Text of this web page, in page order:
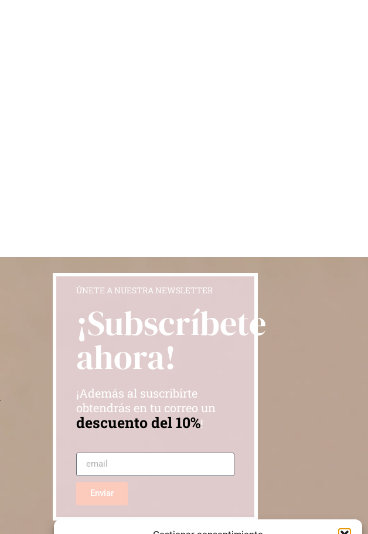
ÚNETE A NUESTRA NEWSLETTER
¡Subscríbete
ahora!
¡Además al suscribirte
obtendrás en tu correo un
descuento del 10%!
Enviar